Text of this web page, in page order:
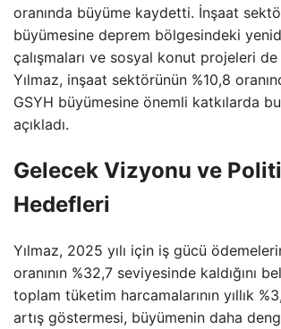
oranında büyüme kaydetti. İnşaat
büyümesine deprem bölgesindeki
çalışmaları ve sosyal konut projeleri de
Yılmaz, inşaat sektörünün %10,8
GSYH büyümesine önemli katkılarda
açıkladı.
Gelecek Vizyonu ve
Hedefleri
Yılmaz, 2025 yılı için iş gücü
oranının %32,7 seviyesinde kaldığını
toplam tüketim harcamalarının yıllık
artış göstermesi, büyümenin daha